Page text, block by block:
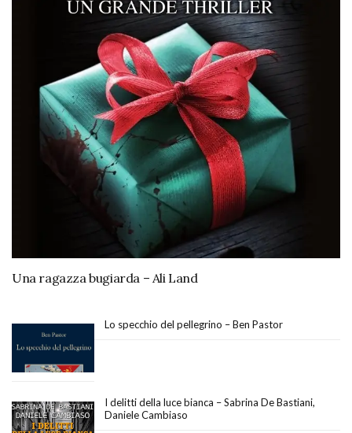
Una ragazza bugiarda – Ali Land
Lo specchio del pellegrino – Ben Pastor
I delitti della luce bianca – Sabrina De Bastiani,
Daniele Cambiaso